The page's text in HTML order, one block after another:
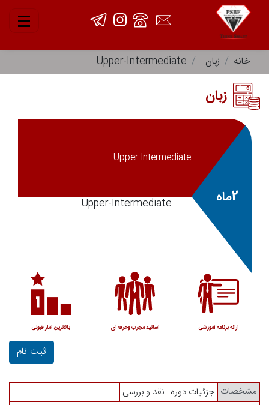
خانه زبان Upper-Intermediate
زبان
Upper-Intermediate
2ماه Upper-Intermediate
ارائه برنامه آموزشی اساتید مجرب وحرفه ای بالاترین آمار قبولی
ثبت نام
مشخصات جزئیات دوره نقد و بررسی